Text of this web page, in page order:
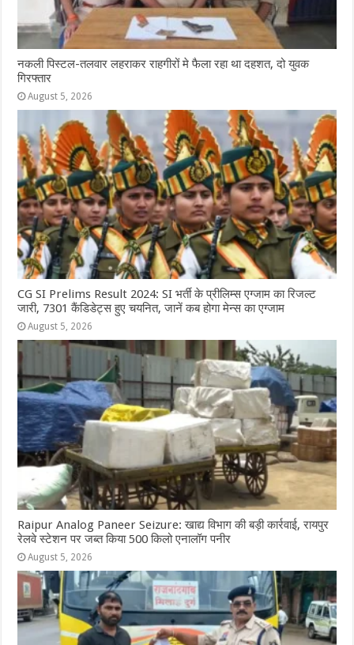
नकली पिस्टल-तलवार लहराकर राहगीरों मे फैला रहा था दहशत, दो युवक
गिरफ्तार
August 5, 2026
CG SI Prelims Result 2024: SI भर्ती के प्रीलिम्स एग्जाम का रिजल्ट
जारी, 7301 कैंडिडेट्स हुए चयनित, जानें कब होगा मेन्स का एग्जाम
August 5, 2026
Raipur Analog Paneer Seizure: खाद्य विभाग की बड़ी कार्रवाई, रायपुर
रेलवे स्टेशन पर जब्त किया 500 किलो एनालॉग पनीर
August 5, 2026